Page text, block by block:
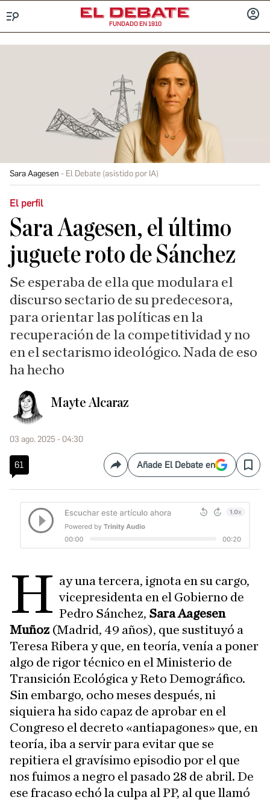
FUNDADO EN 1910
Sara Aagesen El Debate (asistido por IA)
El perfil
Sara Aagesen, el último
juguete roto de Sánchez
Se esperaba de ella que modulara el
discurso sectario de su predecesora,
para orientar las políticas en la
recuperación de la competitividad y no
en el sectarismo ideológico. Nada de eso
ha hecho
Mayte Alcaraz
03 ago. 2025 - 04:30
61 CompartirAñade El Debate en Save
H ay una tercera, ignota en su cargo,
vicepresidenta en el Gobierno de
Pedro Sánchez, Sara Aagesen
Muñoz(Madrid, 49 años), que sustituyó a
Teresa Ribera y que, en teoría, venía a poner
algo de rigor técnico en el Ministerio de
Transición Ecológica y Reto Demográfico.
Sin embargo, ocho meses después, ni
siquiera ha sido capaz de aprobar en el
Congreso el decreto «antiapagones» que, en
teoría, iba a servir para evitar que se
repitiera el gravísimo episodio por el que
nos fuimos a negro el pasado 28 de abril. De
ese fracaso echó la culpa al PP, al que llamó